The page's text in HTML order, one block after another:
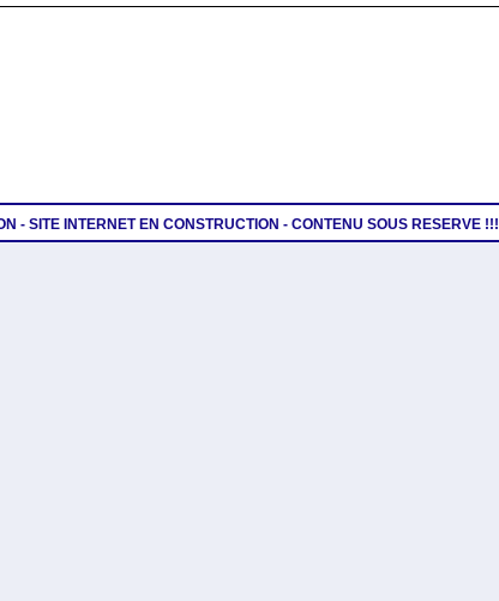
- SITE INTERNET EN CONSTRUCTION - CONTENU SOUS RESERVE !!!